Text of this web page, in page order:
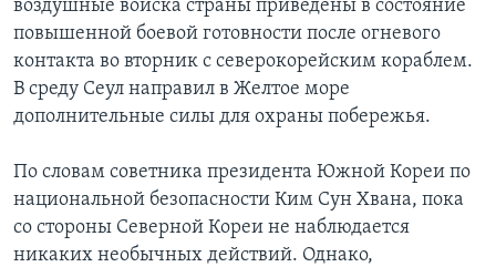
ДЕТАЛИ
НЬЮ-ЙОРК NEW YORK
АМЕРИКА. БОЛЬШОЕ ПУТЕШЕСТВИЕ
АМЕРИКАНСКИЕ ГОРОДКИ
ТЕСТЫ
УЧИМ АНГЛИЙСКИЙ
ВИДЕО
ПОДПИСКА НА НОВОСТИ
Learning English
СОЦИАЛЬНЫЕ СЕТИ
воздушные войска страны приведены в состояние
повышенной боевой готовности после огневого
контакта во вторник с северокорейским кораблем.
В среду Сеул направил в Желтое море
дополнительные силы для охраны побережья.
По словам советника президента Южной Кореи по
национальной безопасности Ким Сун Хвана, пока
со стороны Северной Кореи не наблюдается
никаких необычных действий. Однако,